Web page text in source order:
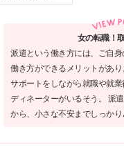
女の転職！
派遣という働き方には、ご自
働き方ができるメリットがあ
サポートをしながら就職や就
ディネーターがいるそう。 派
から、小さな不安までしっか